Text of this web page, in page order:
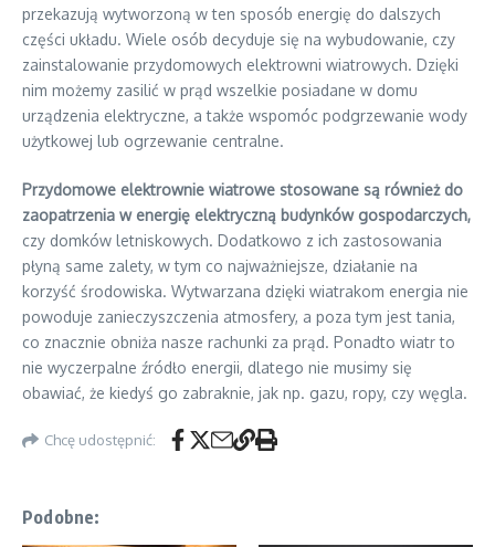
przekazują wytworzoną w ten sposób energię do dalszych
części układu. Wiele osób decyduje się na wybudowanie, czy
zainstalowanie przydomowych elektrowni wiatrowych. Dzięki
nim możemy zasilić w prąd wszelkie posiadane w domu
urządzenia elektryczne, a także wspomóc podgrzewanie wody
użytkowej lub ogrzewanie centralne.
Przydomowe elektrownie wiatrowe stosowane są również do
zaopatrzenia w energię elektryczną budynków gospodarczych,
czy domków letniskowych. Dodatkowo z ich zastosowania
płyną same zalety, w tym co najważniejsze, działanie na
korzyść środowiska. Wytwarzana dzięki wiatrakom energia nie
powoduje zanieczyszczenia atmosfery, a poza tym jest tania,
co znacznie obniża nasze rachunki za prąd. Ponadto wiatr to
nie wyczerpalne źródło energii, dlatego nie musimy się
obawiać, że kiedyś go zabraknie, jak np. gazu, ropy, czy węgla.
Chcę udostępnić:
Podobne: